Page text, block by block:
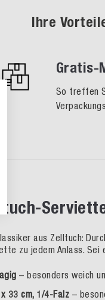
Ihre
Gratis-
So treffen
aus Zelltuch:
zu jedem Anlass. Sei
– besonders weich
33 cm, 1/4-Falz –